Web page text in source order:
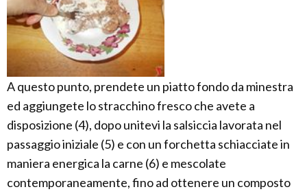
A questo punto, prendete un piatto fondo da minestra
ed aggiungete lo stracchino fresco che avete a
disposizione (4), dopo unitevi la salsiccia lavorata nel
passaggio iniziale (5) e con un forchetta schiacciate in
maniera energica la carne (6) e mescolate
contemporaneamente, fino ad ottenere un composto